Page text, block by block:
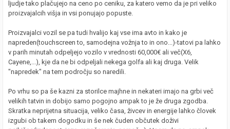
ljudje tako plačujejo na ceno po ceniku, za katero vemo da je pri veliko
proizvajalcih višja in vsi ponujajo popuste.
Proizvajalci vozil se pa tudi hvalijo kaj vse ima avto in kako je
napreden(touchscreen to, samodejna vožnja to in ono...)-tatovi pa lahko
v parih minutah odpeljejo vozilo v vrednosti 60,000€ ali več(X6,
Cayene,...), kje da ne bi odpeljali nekega golfa ali kaj druga. Velik
"napredek" na tem področju so naredili.
Po vrhu so pa še kazni za storilce majhne in nekateri imajo na grbi več
velikih tatvin in dobijo samo pogojno ampak to je že druga zgodba.
Skratka neprijetna situacija, veliko časa, živcev in energije lahko človek
izgubi ob takem dogodku in še nek čuden občutek doživi